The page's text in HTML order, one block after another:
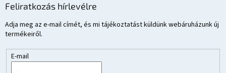
Feliratkozás hírlevélre
Adja meg az e-mail címét, és mi tájékoztatást küldünk webáruházunk új
termékeiről.
E-mail